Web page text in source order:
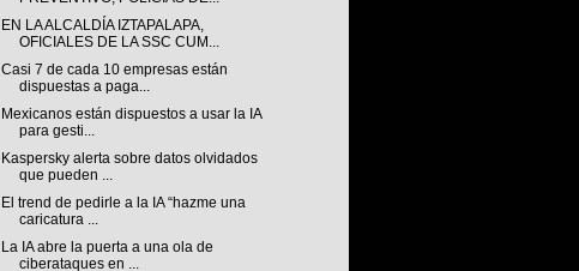
EN LA ALCALDÍA IZTAPALAPA,
OFICIALES DE LA SSC CUM...
Casi 7 de cada 10 empresas están
dispuestas a paga...
Mexicanos están dispuestos a usar la IA
para gesti...
Kaspersky alerta sobre datos olvidados
que pueden ...
El trend de pedirle a la IA “hazme una
caricatura ...
La IA abre la puerta a una ola de
ciberataques en ...